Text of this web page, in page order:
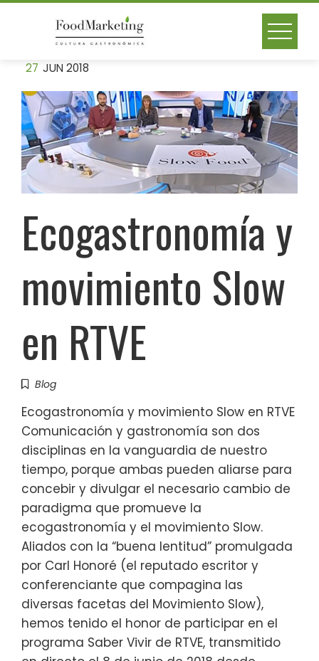
Skip
27 JUN 2018
Ecogastronomía y
movimiento Slow
en RTVE
Blog
Ecogastronomía y movimiento Slow en RTVE
Comunicación y gastronomía son dos
disciplinas en la vanguardia de nuestro
tiempo, porque ambas pueden aliarse para
concebir y divulgar el necesario cambio de
paradigma que promueve la
ecogastronomía y el movimiento Slow.
Aliados con la “buena lentitud” promulgada
por Carl Honoré (el reputado escritor y
conferenciante que compagina las
diversas facetas del Movimiento Slow),
hemos tenido el honor de participar en el
programa Saber Vivir de RTVE, transmitido